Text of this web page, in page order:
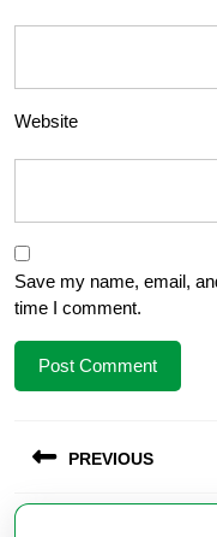
Website
Save my name, email,
time I comment.
navigation
PREVIOUS
Previous